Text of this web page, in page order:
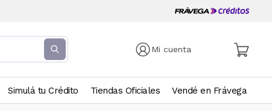
Mi cuenta
Simulá tu Crédito Tiendas Oficiales Vendé en Frávega